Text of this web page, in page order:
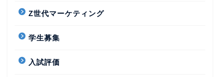
Z世代マーケティング
学生募集
入試評価